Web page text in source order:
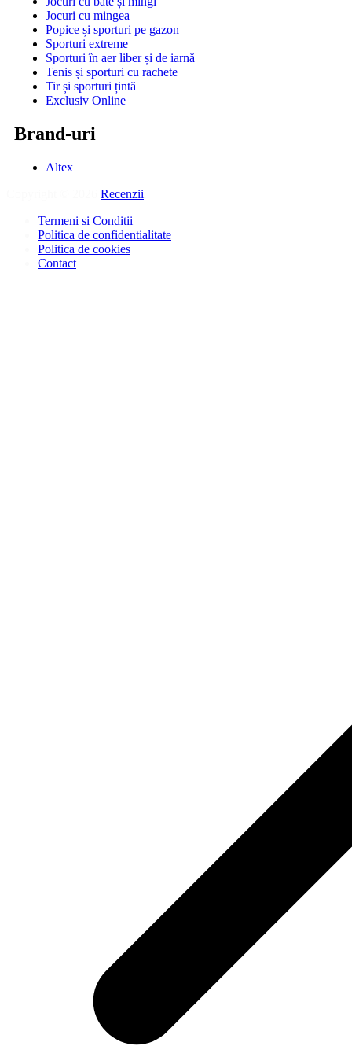
Jocuri cu mingea
Popice și sporturi pe gazon
Sporturi extreme
Sporturi în aer liber și de iarnă
Tenis și sporturi cu rachete
Tir și sporturi țintă
Exclusiv Online
Brand-uri
Altex
Recenzii
Termeni si Conditii
Politica de confidentialitate
Politica de cookies
Contact